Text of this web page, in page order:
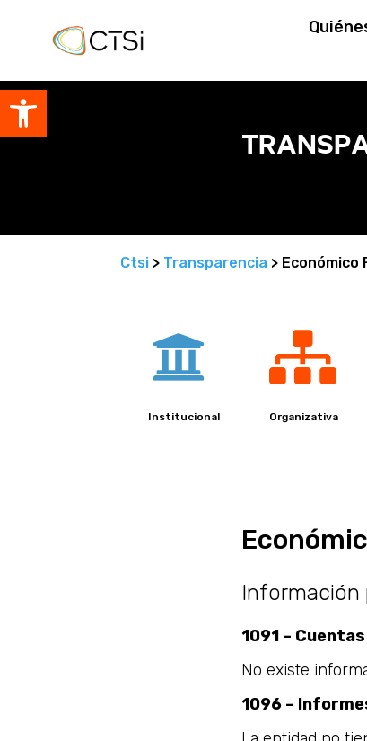
Abrir barra de herramientas
Ctsi > Transparencia > Económico

Institucional

Organizativa
Información
1091 –
No existe
1096 –